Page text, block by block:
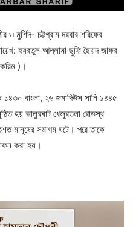
ও মুর্শিদ- চট্টগ্রাম দরবার শরিফের
শায়েখ: হযরতুল আল্লামা ছুফি ছৈয়দ জাফর
)।
বাংলা, ২৬ জমাদিউস সানি ১৪৪৫
হয় কালুরঘাট খেজুরতলা রোডস্থ
মানুষের সমাগম ঘটে। পরে তাকে
করা হয়।